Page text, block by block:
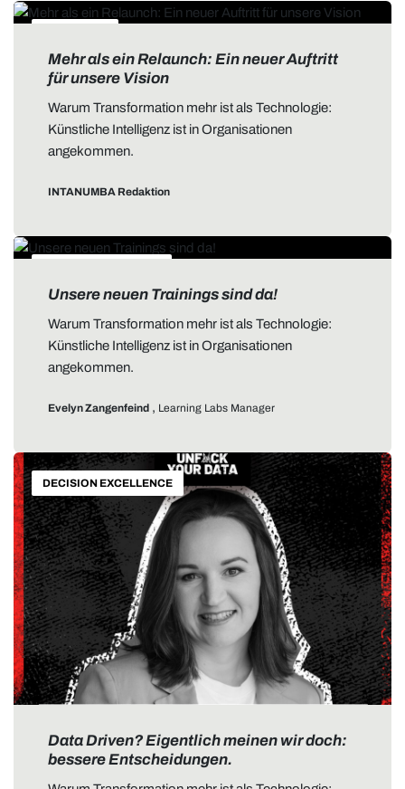
Mehr als ein Relaunch: Ein neuer Auftritt
für unsere Vision
Warum Transformation mehr ist als Technologie:
Künstliche Intelligenz ist in Organisationen
angekommen.
INTANUMBA Redaktion
Unsere neuen Trainings sind da!
Warum Transformation mehr ist als Technologie:
Künstliche Intelligenz ist in Organisationen
angekommen.
Evelyn Zangenfeind, Learning Labs Manager
DECISION EXCELLENCE
Data Driven? Eigentlich meinen wir doch:
bessere Entscheidungen.